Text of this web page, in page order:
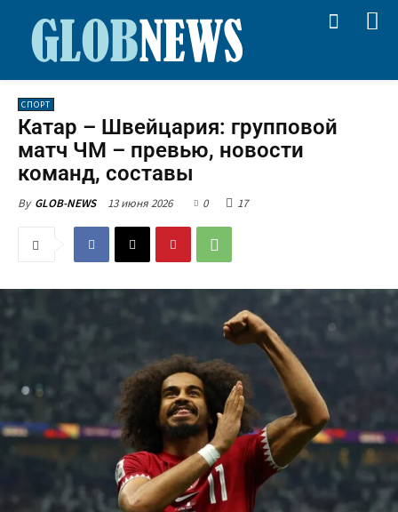
СПОРТ
Катар – Швейцария: групповой
матч ЧМ – превью, новости
команд, составы
By GLOB-NEWS 13 июня 2026 0 17